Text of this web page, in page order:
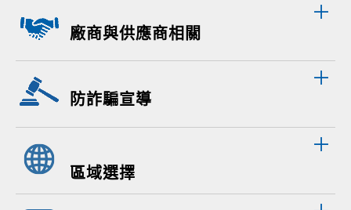
廠商與供應商相關
防詐騙宣導
區域選擇